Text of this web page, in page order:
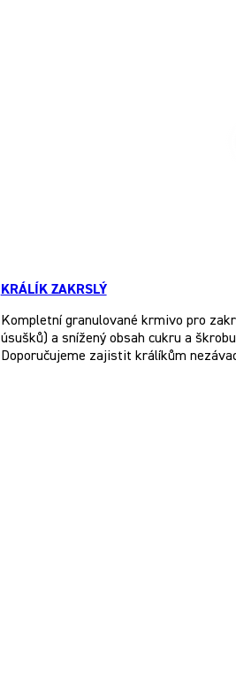
KRÁLÍK ZAKRSLÝ
Kompletní granulované krmivo pro
úsušků) a snížený obsah cukru a
Doporučujeme zajistit králíkům